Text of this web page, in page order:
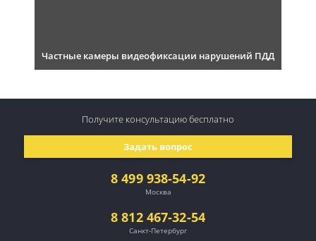
Частные камеры видеофиксации нарушений ПДД
8 499 938-54-92
Москва
8 812 467-32-54
Санкт-Петербург
Задать вопрос
Получите консультациюбесплатно